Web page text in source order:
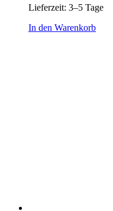
Lieferzeit: 3–5 Tage
In den Warenkorb